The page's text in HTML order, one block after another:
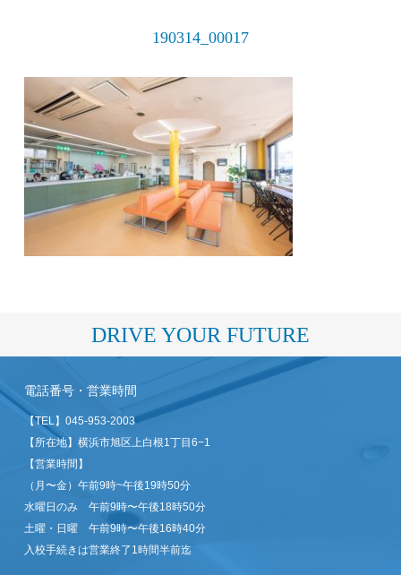
190314_00017
DRIVE YOUR FUTURE
電話番号・営業時間
【TEL】045-953-2003
【所在地】横浜市旭区上白根1丁目6−1
【営業時間】
（月〜金）午前9時~午後19時50分
水曜日のみ 午前9時〜午後18時50分
土曜・日曜 午前9時〜午後16時40分
入校手続きは営業終了1時間半前迄